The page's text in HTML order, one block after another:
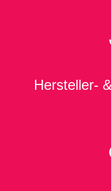
Hersteller-